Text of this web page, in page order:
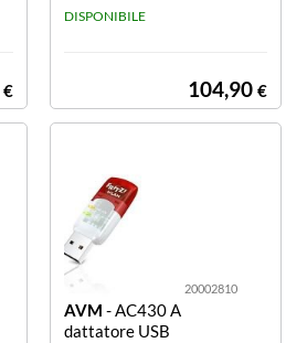
€
DISPONIBILE
104,90 €
20002810
AVM - AC430 A
dattatore USB